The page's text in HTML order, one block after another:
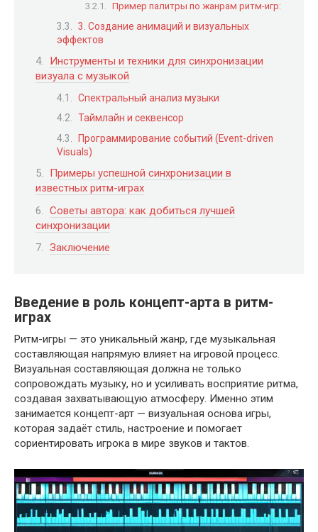
Пример палитры по жанрам ритм-игр:
3. Создание анимаций и визуальных
эффектов
Инструменты и техники для синхронизации
визуала с музыкой
Спектральный анализ музыки
Таймлайн и секвенсор
Программирование событий (Event-driven
Visuals)
Примеры успешной синхронизации в
известных ритм-играх
Советы автора: как добиться лучшей
синхронизации
Заключение
Введение в роль концепт-арта в ритм-
играх
Ритм-игры — это уникальный жанр, где музыкальная
составляющая напрямую влияет на игровой процесс.
Визуальная составляющая должна не только
сопровождать музыку, но и усиливать восприятие ритма,
создавая захватывающую атмосферу. Именно этим
занимается концепт-арт — визуальная основа игры,
которая задаёт стиль, настроение и помогает
сориентировать игрока в мире звуков и тактов.